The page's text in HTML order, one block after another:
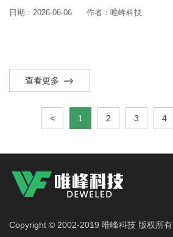
日期：2026-06-06 作者：唯峰科技
查看更多
< 1 2 3 4
Copyright © 2002-2019 唯峰科技 版权所有